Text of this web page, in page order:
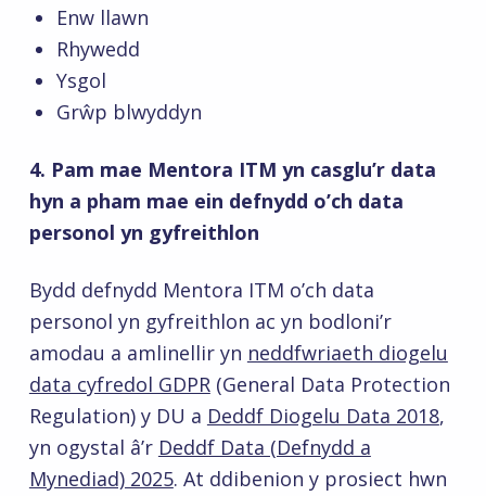
Enw llawn
Rhywedd
Ysgol
Grŵp blwyddyn
4. Pam mae Mentora ITM yn casglu’r data
hyn a pham mae ein defnydd o’ch data
personol yn gyfreithlon
Bydd defnydd Mentora ITM o’ch data
personol yn gyfreithlon ac yn bodloni’r
amodau a amlinellir yn neddfwriaeth diogelu
data cyfredol GDPR(General Data Protection
Regulation) y DU a Deddf Diogelu Data 2018,
yn ogystal â’r Deddf Data (Defnydd a
Mynediad) 2025. At ddibenion y prosiect hwn